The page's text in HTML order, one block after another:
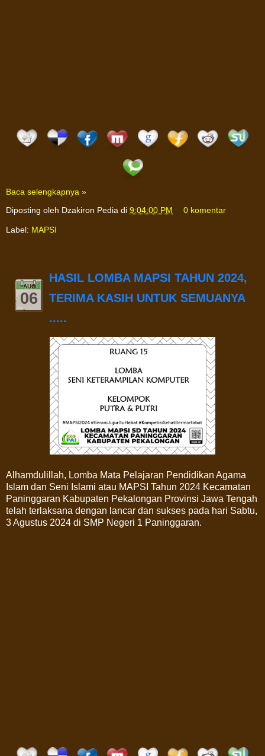
Baca selengkapnya »
Diposting oleh Dzakiron Pedia di 9:04:00 PM 0 komentar
Label: MAPSI
AUG
06
HASIL LOMBA MAPSI TAHUN 2024,
TERIMA KASIH UNTUK SEMUANYA
.....
Alhamdulillah, Lomba Mata Pelajaran Pendidikan Agama
Islam dan Seni Islami atau MAPSI Tahun 2024 Kecamatan
Paninggaran Kabupaten Pekalongan Provinsi Jawa Tengah
telah terlaksana dengan lancar dan sukses pada hari Sabtu,
3 Agustus 2024 di SMP Negeri 1 Paninggaran.